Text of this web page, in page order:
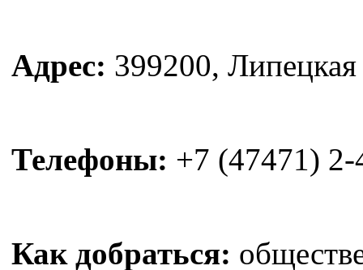
Адрес: 399200, Липецкая
Телефоны: +7 (47471)
Как добраться: